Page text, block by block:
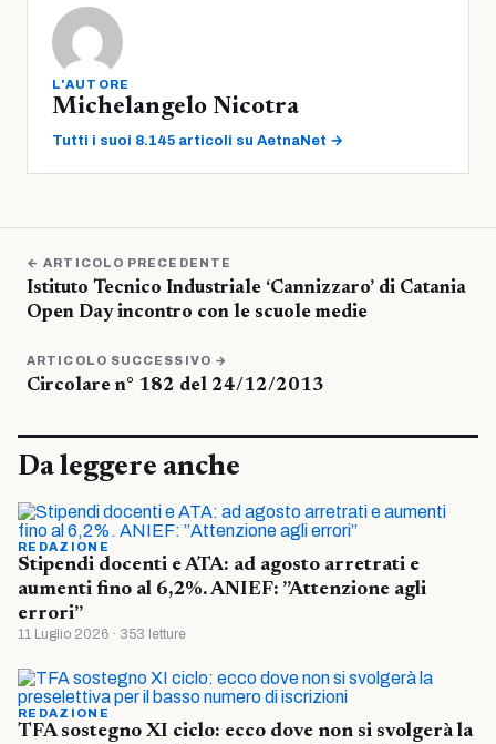
L'AUTORE
Michelangelo Nicotra
Tutti i suoi 8.145 articoli su AetnaNet →
← ARTICOLO PRECEDENTE
Istituto Tecnico Industriale ‘Cannizzaro’ di Catania
Open Day incontro con le scuole medie
ARTICOLO SUCCESSIVO →
Circolare n° 182 del 24/12/2013
Da leggere anche
REDAZIONE
Stipendi docenti e ATA: ad agosto arretrati e
aumenti fino al 6,2%. ANIEF: ”Attenzione agli
errori”
11 Luglio 2026 · 353 letture
REDAZIONE
TFA sostegno XI ciclo: ecco dove non si svolgerà la